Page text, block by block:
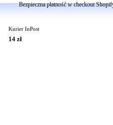
Bezpieczna płatność w checkout
Kurier InPost
14 zł